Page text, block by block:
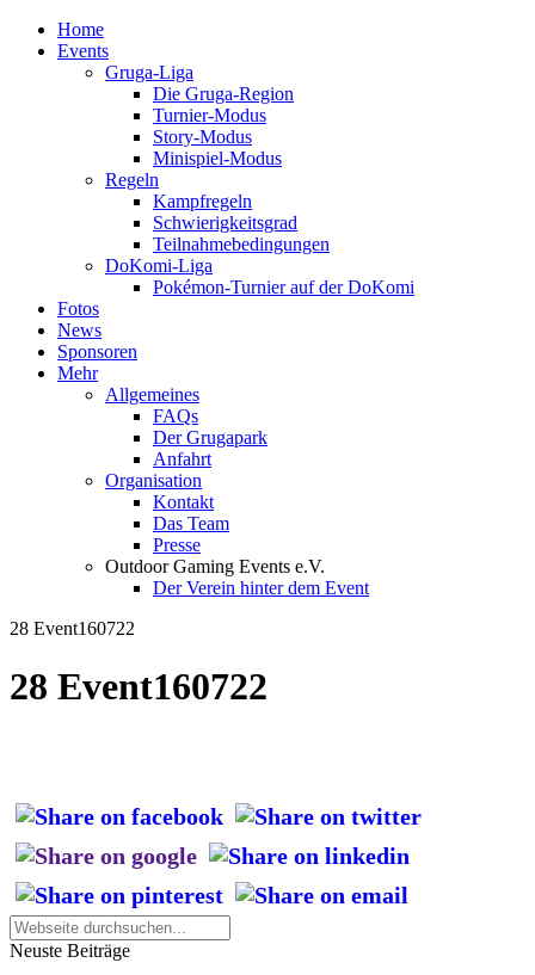
Home
Events
Gruga-Liga
Die Gruga-Region
Turnier-Modus
Story-Modus
Minispiel-Modus
Regeln
Kampfregeln
Schwierigkeitsgrad
Teilnahmebedingungen
DoKomi-Liga
Pokémon-Turnier auf der DoKomi
Fotos
News
Sponsoren
Mehr
Allgemeines
FAQs
Der Grugapark
Anfahrt
Organisation
Kontakt
Das Team
Presse
Outdoor Gaming Events e.V.
Der Verein hinter dem Event
28 Event160722
28 Event160722
Neuste Beiträge